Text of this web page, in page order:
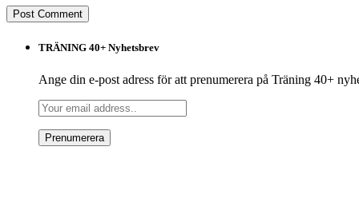
TRÄNING 40+ Nyhetsbrev
Ange din e-post adress för att prenumerera på Träning 40+